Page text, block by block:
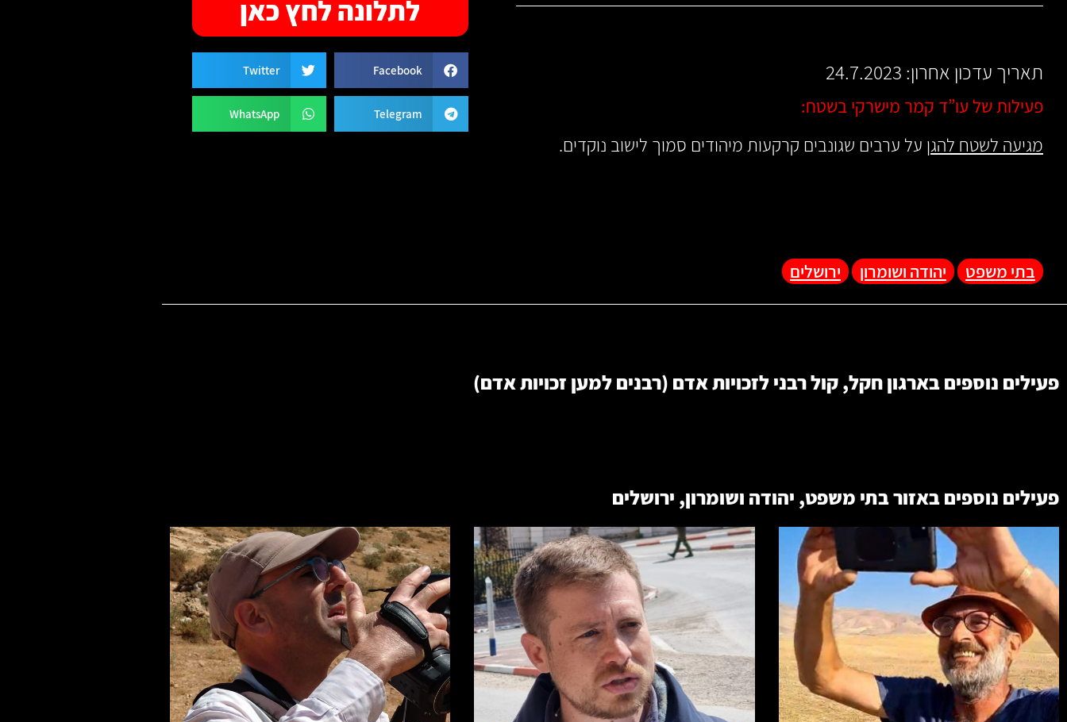
תאריך עדכון אחרון: 24.7.2023
פעילות של עו”ד קמר מישרקי בשטח:
מגיעה לשטח להגן על ערבים שגונבים קרקעות מיהודים סמוך לישוב נוקדים.
בתי משפט יהודה ושומרון ירושלים
לתלונה לחץ כאן
Facebook
Twitter
Telegram
WhatsApp
פעילים נוספים בארגוןחקל,קול רבני לזכויות אדם (רבנים למען זכויות אדם)
פעילים נוספים באזורבתי משפט, יהודה ושומרון, ירושלים